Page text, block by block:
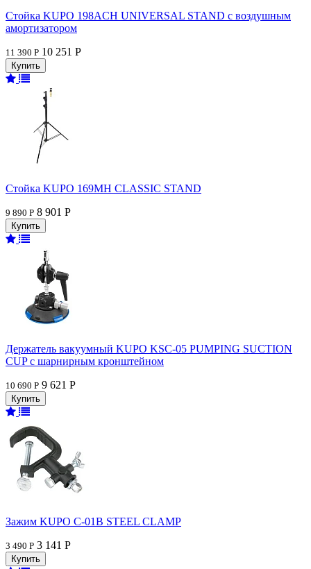
Стойка KUPO 198ACH UNIVERSAL STAND с воздушным
амортизатором
11 390 Р 10 251 Р
Стойка KUPO 169MH CLASSIC STAND
9 890 Р 8 901 Р
Держатель вакуумный KUPO KSC-05 PUMPING SUCTION
CUP с шарнирным кронштейном
10 690 Р 9 621 Р
Зажим KUPO C-01B STEEL CLAMP
3 490 Р 3 141 Р